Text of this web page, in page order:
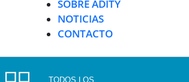
SOBRE ADITY
NOTICIAS
CONTACTO
TODOS LOS